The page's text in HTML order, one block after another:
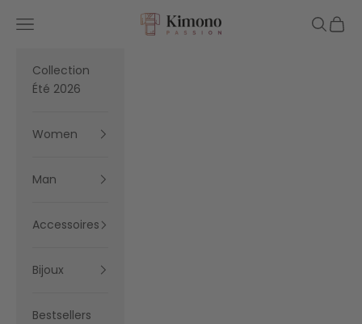
Kimono Passion
Navigation menu Search
Cart
Collection
Été 2026
Women
Man
Accessoires
Bijoux
Bestsellers